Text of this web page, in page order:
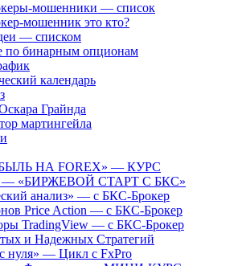
мошенники — список
мошенник это кто?
— списком
по бинарным опционам
календарь
Грайнда
мартингейла
НА FOREX» — КУРС
— «БИРЖЕВОЙ СТАРТ С БКС»
анализ» — с БКС-Брокер
Price Action — с БКС-Брокер
TradingView — с БКС-Брокер
и Надежных Стратегий
нуля» — Цикл с FxPro